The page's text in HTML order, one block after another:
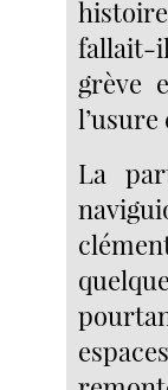
fallait-
grève
La